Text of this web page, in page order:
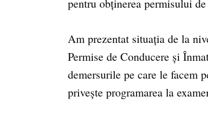
pentru obținerea permisului
Am prezentat situația de la
Permise de Conducere și
demersurile pe care le facem
privește programarea la